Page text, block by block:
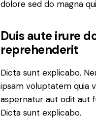
dolore sed do magna
Duis aute irure
reprehenderit
Dicta sunt explicabo.
ipsam voluptatem quia
aspernatur aut odit aut
Dicta sunt explicabo.